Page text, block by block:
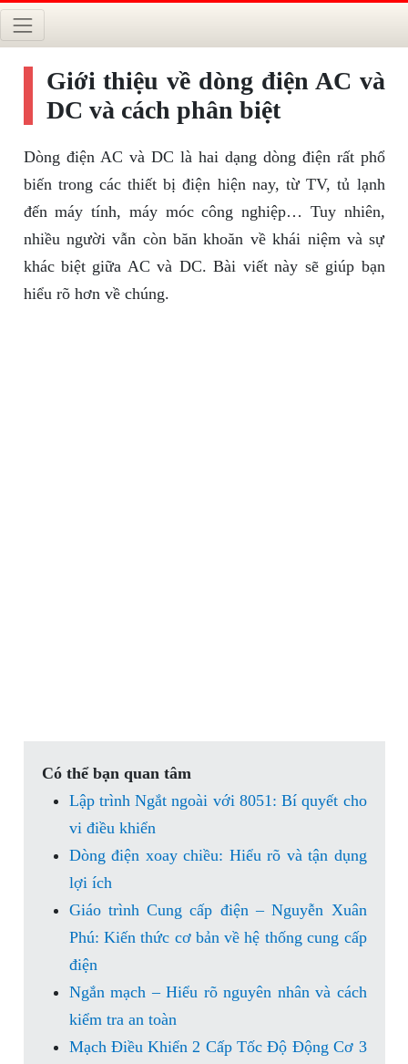
Giới thiệu về dòng điện AC và
DC và cách phân biệt
Dòng điện AC và DC là hai dạng dòng điện rất phổ
biến trong các thiết bị điện hiện nay, từ TV, tủ lạnh
đến máy tính, máy móc công nghiệp… Tuy nhiên,
nhiều người vẫn còn băn khoăn về khái niệm và sự
khác biệt giữa AC và DC. Bài viết này sẽ giúp bạn
hiểu rõ hơn về chúng.
Có thể bạn quan tâm
Lập trình Ngắt ngoài với 8051: Bí quyết cho
vi điều khiển
Dòng điện xoay chiều: Hiểu rõ và tận dụng
lợi ích
Giáo trình Cung cấp điện – Nguyễn Xuân
Phú: Kiến thức cơ bản về hệ thống cung cấp
điện
Ngắn mạch – Hiểu rõ nguyên nhân và cách
kiểm tra an toàn
Mạch Điều Khiển 2 Cấp Tốc Độ Động Cơ 3